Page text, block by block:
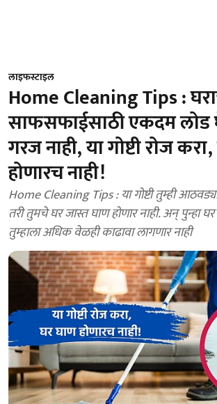
लाइफस्टाइल
Home Cleaning Tips :
साफसफाईसाठी एकदम लोड
गरज नाही, या गोष्टी रोज
होणारच नाही!
Home Cleaning Tips : या गोष्टी तुम्ही
तरी तुमचे घर जास्त घाण होणार नाही. अन् पुन्हा
तुम्हाला अधिक वेळही काढावा लागणार नाही